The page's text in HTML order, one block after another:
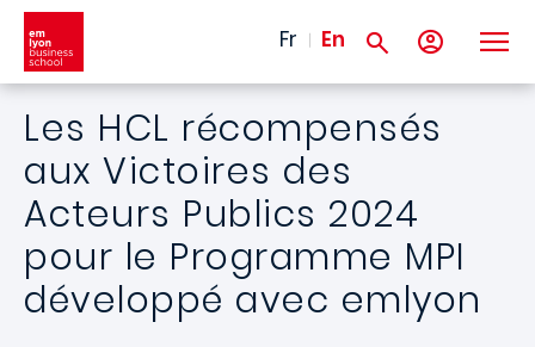
Skip to main content
Fr En
Les HCL récompensés
aux Victoires des
Acteurs Publics 2024
pour le Programme MPI
développé avec emlyon